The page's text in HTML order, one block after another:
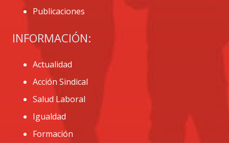
Publicaciones
INFORMACIÓN:
Actualidad
Acción Sindical
Salud Laboral
Igualdad
Formación